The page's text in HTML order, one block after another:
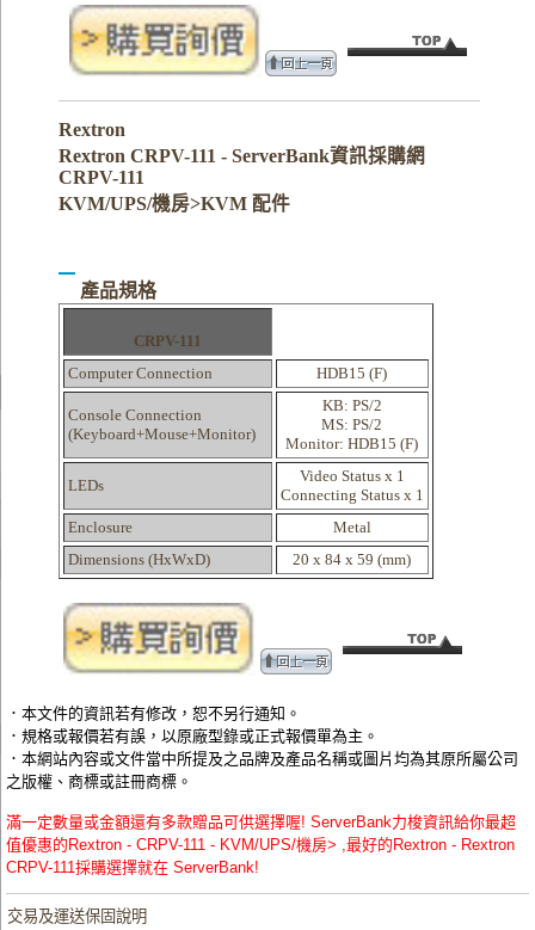
Rextron
Rextron CRPV-111 - ServerBank資訊採購網
CRPV-111
KVM/UPS/機房>KVM 配件
產品規格
CRPV-111
Computer Connection
HDB15 (F)
Console Connection
(Keyboard+Mouse+Monitor)
KB: PS/2
MS: PS/2
Monitor: HDB15 (F)
LEDs
Video Status x 1
Connecting Status x 1
Enclosure
Metal
Dimensions (HxWxD)
20 x 84 x 59 (mm)
．本文件的資訊若有修改，恕不另行通知。
．規格或報價若有誤，以原廠型錄或正式報價單為主。
．本網站內容或文件當中所提及之品牌及產品名稱或圖片均為其原所屬公司
之版權、商標或註冊商標。
滿一定數量或金額還有多款贈品可供選擇喔! ServerBank力梭資訊給你最超
值優惠的Rextron - CRPV-111 - KVM/UPS/機房> ,最好的Rextron - Rextron
CRPV-111採購選擇就在 ServerBank!
交易及運送保固說明